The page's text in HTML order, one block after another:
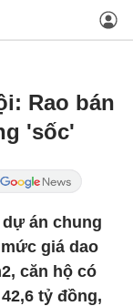
Rao bán
'sốc'
án chung
giá dao
căn hộ có
tỷ đồng,